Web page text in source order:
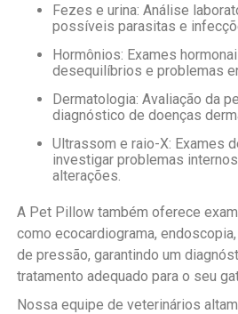
Fezes e urina: Análise laboratorial para identificar
possíveis parasitas e
Hormônios: Exames hormonais para detectar
desequilíbrios e problemas
Dermatologia: Avaliação da pele e pelagem para
diagnóstico de doenças
Ultrassom e raio-X: Exames de imagem para
investigar problemas
alterações.
A Pet Pillow também oferece
como ecocardiograma,
de pressão, garantindo um
tratamento adequado para o seu
Nossa equipe de veterinários